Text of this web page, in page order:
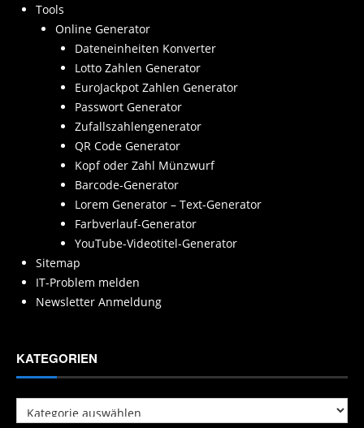
Tools
Online Generator
Dateneinheiten Konverter
Lotto Zahlen Generator
EuroJackpot Zahlen Generator
Passwort Generator
Zufallszahlengenerator
QR Code Generator
Kopf oder Zahl Münzwurf
Barcode-Generator
Lorem Generator – Text-Generator
Farbverlauf-Generator
YouTube-Videotitel-Generator
Sitemap
IT-Problem melden
Newsletter Anmeldung
KATEGORIEN
Kategorien